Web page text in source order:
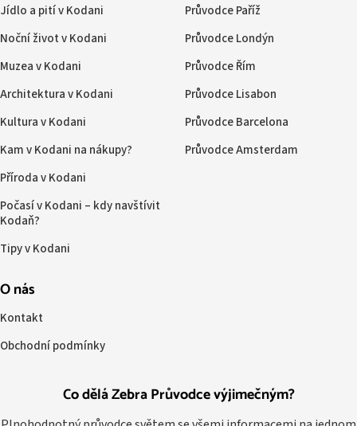
Co dělá Zebra Průvodce výjimečným?
Jídlo a pití v Kodani
Noční život v Kodani
Muzea v Kodani
Architektura v Kodani
Kultura v Kodani
Kam v Kodani na nákupy?
Příroda v Kodani
Počasí v Kodani – kdy navštívit
Kodaň?
Tipy v Kodani
Průvodce Paříž
Průvodce Londýn
Průvodce Řím
Průvodce Lisabon
Průvodce Barcelona
Průvodce Amsterdam
O nás
Kontakt
Obchodní podmínky